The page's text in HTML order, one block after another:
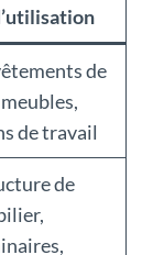
de
de travail
de